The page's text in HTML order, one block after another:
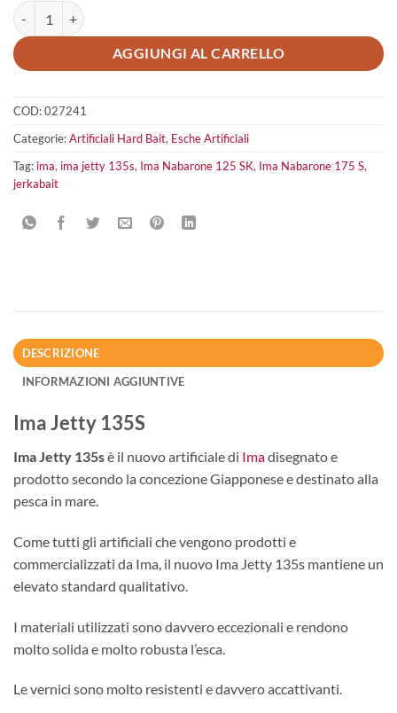
Ima Jetty 135S quantità
AGGIUNGI AL CARRELLO
COD:027241
Categorie:Artificiali Hard Bait, Esche Artificiali
Tag: ima, ima jetty 135s, Ima Nabarone 125 SK, Ima Nabarone 175 S,
jerkabait
DESCRIZIONE
INFORMAZIONI AGGIUNTIVE
Ima Jetty 135S
Ima Jetty 135sè il nuovo artificiale di Imadisegnato e
prodotto secondo la concezione Giapponese e destinato alla
pesca in mare.
Come tutti gli artificiali che vengono prodotti e
commercializzati da Ima, il nuovo Ima Jetty 135s mantiene un
elevato standard qualitativo.
I materiali utilizzati sono davvero eccezionali e rendono
molto solida e molto robusta l’esca.
Le vernici sono molto resistenti e davvero accattivanti.